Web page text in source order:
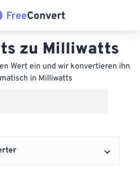
zu Milliwatts
Wert ein und wir konvertieren ihn
in Milliwatts